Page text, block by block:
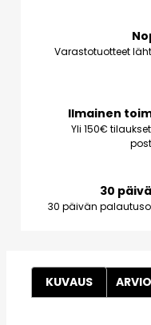
Varastotuotteet
Ilmainen
Yli 150€
30
30 päivän
KUVAUS